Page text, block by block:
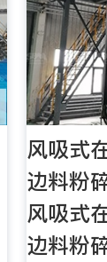
风吸式
边料粉
风吸式
边料粉